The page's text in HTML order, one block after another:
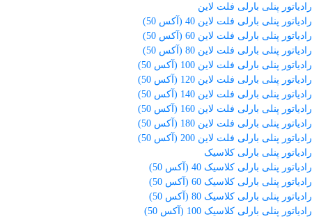
رادیاتور پنلی بارلی فلت لاین
رادیاتور پنلی بارلی فلت لاین 40 (آکس 50)
رادیاتور پنلی بارلی فلت لاین 60 (آکس 50)
رادیاتور پنلی بارلی فلت لاین 80 (آکس 50)
رادیاتور پنلی بارلی فلت لاین 100 (آکس 50)
رادیاتور پنلی بارلی فلت لاین 120 (آکس 50)
رادیاتور پنلی بارلی فلت لاین 140 (آکس 50)
رادیاتور پنلی بارلی فلت لاین 160 (آکس 50)
رادیاتور پنلی بارلی فلت لاین 180 (آکس 50)
رادیاتور پنلی بارلی فلت لاین 200 (آکس 50)
رادیاتور پنلی بارلی کلاسیک
رادیاتور پنلی بارلی کلاسیک 40 (آکس 50)
رادیاتور پنلی بارلی کلاسیک 60 (آکس 50)
رادیاتور پنلی بارلی کلاسیک 80 (آکس 50)
رادیاتور پنلی بارلی کلاسیک 100 (آکس 50)